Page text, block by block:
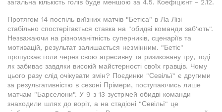
загальна кількість голів буде меншою за 4.5. Коефіцієнт - 2.12.
Протягом 14 поспіль виїзних матчів "Бетіса" в Ла Лізі
стабільно спостерігається ставка на "обидві команди заб'ють".
Незважаючи на різноманітність суперників, сценаріїв та
мотивацій, результат залишається незмінним. "Бетіс"
пропускає голи через свою агресивну та ризиковану гру, тоді
як забиває завдяки високій майстерності своїх гравців. Чому
цього разу слід очікувати змін? Поєдинки "Севільї" є другими
за результативністю в сезоні Прімери, поступаючись лише
матчам "Барселони". У 9 з 13 зустрічей обидві команди
знаходили шлях до воріт, а на стадіоні "Севільї" це